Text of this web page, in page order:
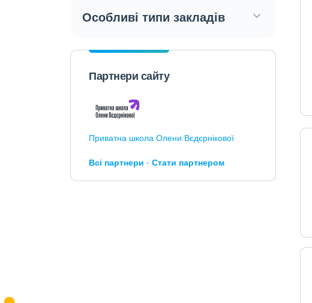
Особливі типи закладів
Партнери сайту
Приватна школа Олени Вєдєрнікової
Всі партнери Стати партнером